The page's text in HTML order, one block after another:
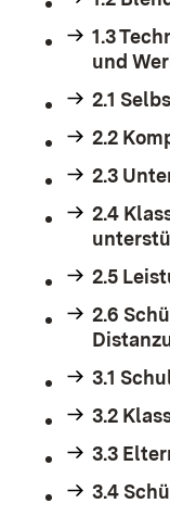
1.3
und
2.1
2.2
2.3
2.4
2.5
2.6
3.1
3.2
3.3
3.4